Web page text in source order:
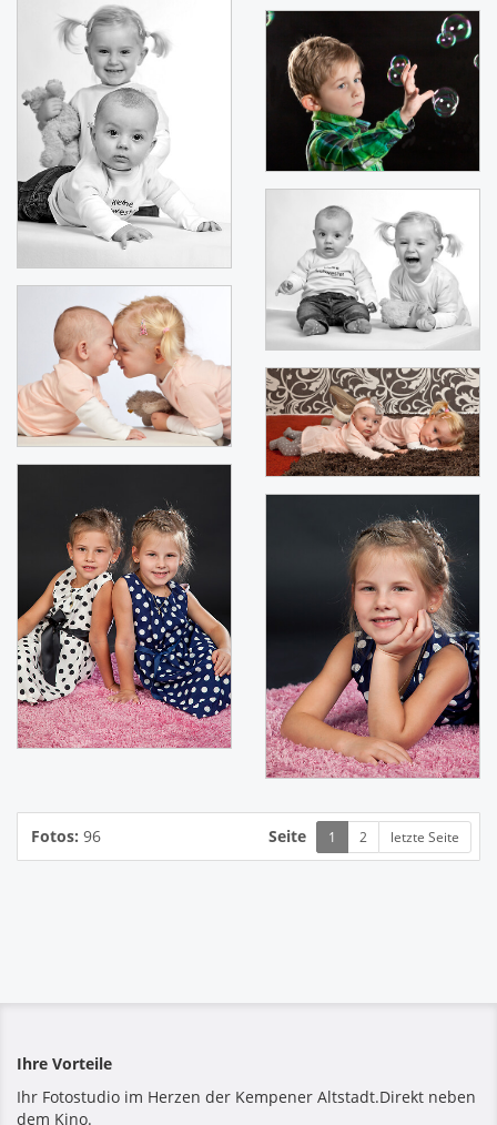
Fotos: 96 Seite 1 2 letzte Seite
Ihre Vorteile
Ihr Fotostudio im Herzen der Kempener Altstadt.Direkt neben
dem Kino.